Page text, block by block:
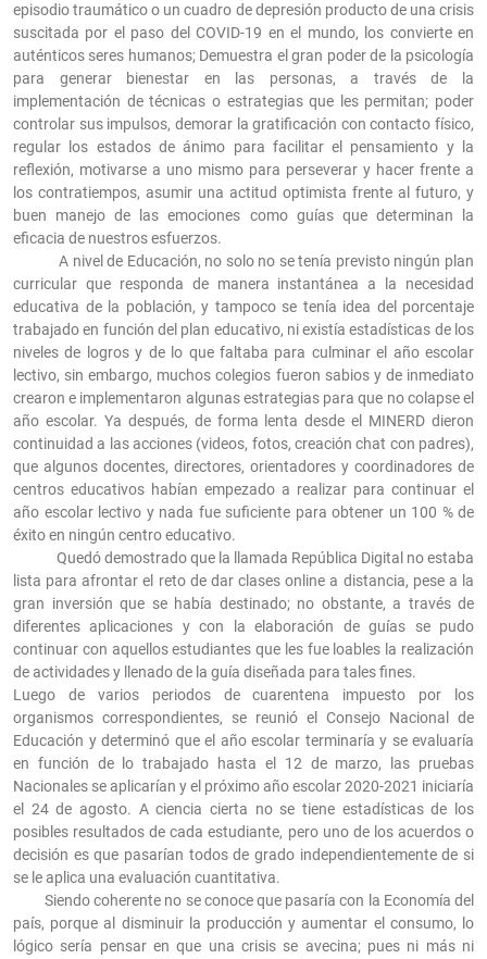
episodio traumático o un cuadro de depresión producto de una crisis
suscitada por el paso del COVID-19 en el mundo, los convierte en
auténticos seres humanos; Demuestra el gran poder de la psicología
para generar bienestar en las personas, a través de la
implementación de técnicas o estrategias que les permitan; poder
controlar sus impulsos, demorar la gratificación con contacto físico,
regular los estados de ánimo para facilitar el pensamiento y la
reflexión, motivarse a uno mismo para perseverar y hacer frente a
los contratiempos, asumir una actitud optimista frente al futuro, y
buen manejo de las emociones como guías que determinan la
eficacia de nuestros esfuerzos.
A nivel de Educación, no solo no se tenía previsto ningún plan
curricular que responda de manera instantánea a la necesidad
educativa de la población, y tampoco se tenía idea del porcentaje
trabajado en función del plan educativo, ni existía estadísticas de los
niveles de logros y de lo que faltaba para culminar el año escolar
lectivo, sin embargo, muchos colegios fueron sabios y de inmediato
crearon e implementaron algunas estrategias para que no colapse el
año escolar. Ya después, de forma lenta desde el MINERD dieron
continuidad a las acciones (videos, fotos, creación chat con padres),
que algunos docentes, directores, orientadores y coordinadores de
centros educativos habían empezado a realizar para continuar el
año escolar lectivo y nada fue suficiente para obtener un 100 % de
éxito en ningún centro educativo.
Quedó demostrado que la llamada República Digital no estaba
lista para afrontar el reto de dar clases online a distancia, pese a la
gran inversión que se había destinado; no obstante, a través de
diferentes aplicaciones y con la elaboración de guías se pudo
continuar con aquellos estudiantes que les fue loables la realización
de actividades y llenado de la guía diseñada para tales fines.
Luego de varios periodos de cuarentena impuesto por los
organismos correspondientes, se reunió el Consejo Nacional de
Educación y determinó que el año escolar terminaría y se evaluaría
en función de lo trabajado hasta el 12 de marzo, las pruebas
Nacionales se aplicarían y el próximo año escolar 2020-2021 iniciaría
el 24 de agosto. A ciencia cierta no se tiene estadísticas de los
posibles resultados de cada estudiante, pero uno de los acuerdos o
decisión es que pasarían todos de grado independientemente de si
se le aplica una evaluación cuantitativa.
Siendo coherente no se conoce que pasaría con la Economía del
país, porque al disminuir la producción y aumentar el consumo, lo
lógico sería pensar en que una crisis se avecina; pues ni más ni